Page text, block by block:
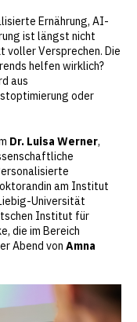
Ernährung, AI-
ist längst nicht
voller Versprechen. Die
helfen wirklich?
aus
oder
Dr. Luisa Werner,
am Institut
Universität
Institut für
die im Bereich
Abend von Amna